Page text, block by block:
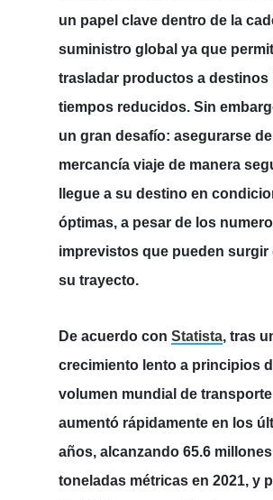
un papel clave dentro de la
suministro global ya que
trasladar productos a destinos
tiempos reducidos. Sin
un gran desafío: asegurarse
mercancía viaje de manera
llegue a su destino en
óptimas, a pesar de los
imprevistos que pueden surgir
su trayecto.
De acuerdo con Statista, tras
crecimiento lento a principios
volumen mundial de
aumentó rápidamente en los
años, alcanzando 65.6
toneladas métricas en 2021, y